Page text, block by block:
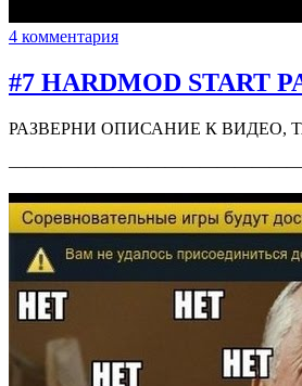
4 комментария
#7 HARDMOD START
РАЗВЕРНИ ОПИСАНИЕ К ВИДЕО,